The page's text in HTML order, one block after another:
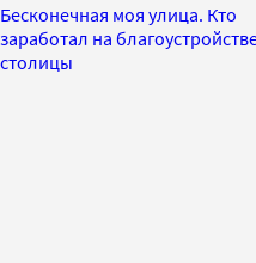
Бесконечная моя улица. Кто
заработал на
столицы